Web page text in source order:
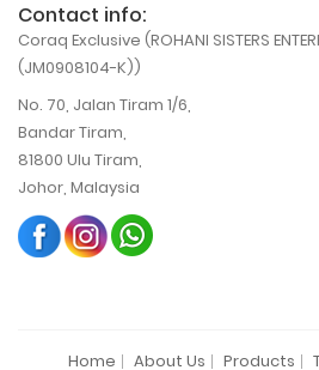
Contact info:
Coraq Exclusive (ROHANI SISTERS
(JM0908104-K))
No. 70, Jalan Tiram 1/6,
Bandar Tiram,
81800 Ulu Tiram,
Johor, Malaysia
Home About Us Products